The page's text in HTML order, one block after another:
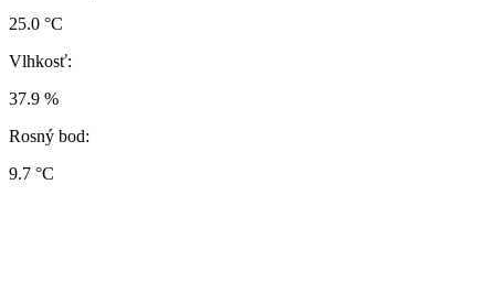
25.0 °C
Vlhkosť:
37.9 %
Rosný bod:
9.7 °C